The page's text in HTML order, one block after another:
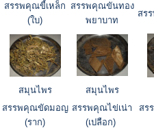
สรรพคุณขี้เหล็ก
(ใบ)
สรรพคุณขันทอง
พยาบาท
สร
สมุนไพร สมุนไพร
สรรพคุณขัดมอญ
(ราก)
สรรพคุณไข่เน่า
(เปลือก)
สร